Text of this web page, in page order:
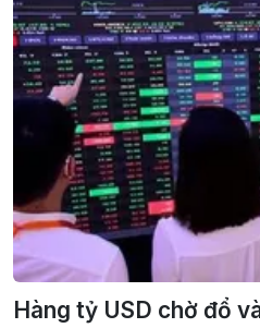
Hàng tỷ USD chờ đổ